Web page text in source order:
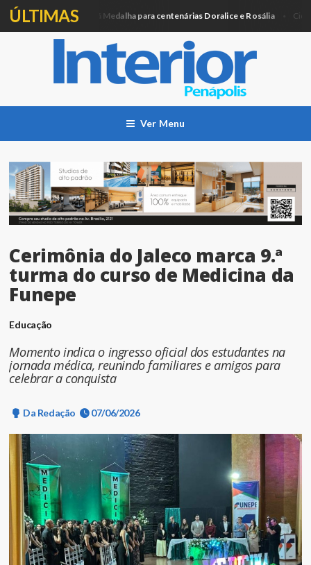
ÚLTIMAS
Câmara entregará Medalha para centenárias Doralice e Rosália Cidade
Ver Menu
Cerimônia do Jaleco marca 9.ª
turma do curso de Medicina da
Funepe
Educação
Momento indica o ingresso oficial dos estudantes na
jornada médica, reunindo familiares e amigos para
celebrar a conquista
Da Redação 07/06/2026